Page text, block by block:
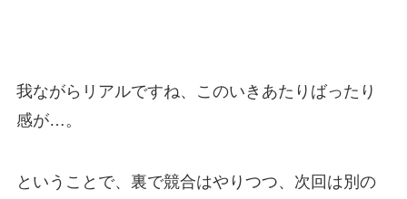
我ながらリアルですね、このいきあたりばったり
感が…。
ということで、裏で競合はやりつつ、次回は別の